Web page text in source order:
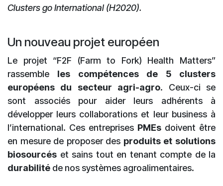
Clusters go International (H2020).
Un nouveau projet européen
Le projet “F2F (Farm to Fork) Health Matters”
rassemble les compétences de 5 clusters
européens du secteur agri-agro. Ceux-ci se
sont associés pour aider leurs adhérents à
développer leurs collaborations et leur business à
l’international. Ces entreprises PMEs doivent être
en mesure de proposer des produits et solutions
biosourcés et sains tout en tenant compte de la
durabilité de nos systèmes agroalimentaires.